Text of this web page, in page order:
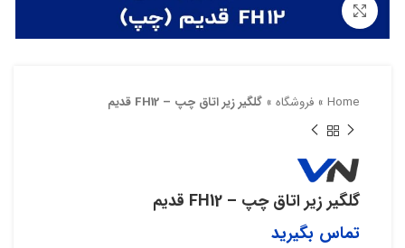
بزرگنمایی تصویر
Home
» فروشگاه » گلگیر زیر اتاق چپ – FH12 قدیم
گلگیر زیر اتاق چپ – FH12 قدیم
تماس بگیرید